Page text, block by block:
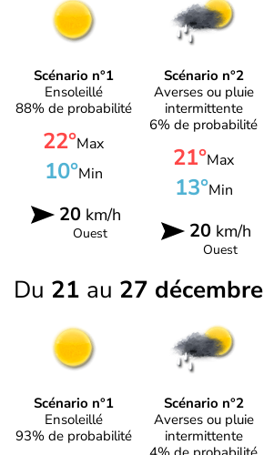
Scénario n°1
Ensoleillé
88% de probabilité
22°Max
10°Min
20km/h
Ouest
Scénario n°2
Averses ou pluie
intermittente
6% de probabilité
21°Max
13°Min
20km/h
Ouest
Du 21 au 27 décembre
Scénario n°1
Ensoleillé
93% de probabilité
Scénario n°2
Averses ou pluie
intermittente